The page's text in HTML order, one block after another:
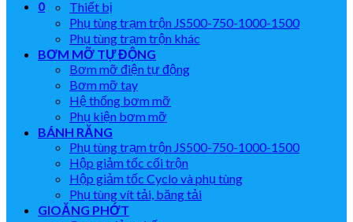
0
Thiết bị
Phụ tùng trạm trộn JS500-750-1000-1500
Phụ tùng trạm trộn khác
BƠM MỠ TỰ ĐỘNG
Bơm mỡ điện tự động
Bơm mỡ tay
Hệ thống bơm mỡ
Phụ kiện bơm mỡ
BÁNH RĂNG
Phụ tùng trạm trộn JS500-750-1000-1500
Hộp giảm tốc cối trộn
Hộp giảm tốc Cyclo và phụ tùng
Phụ tùng vít tải, băng tải
GIOĂNG PHỚT